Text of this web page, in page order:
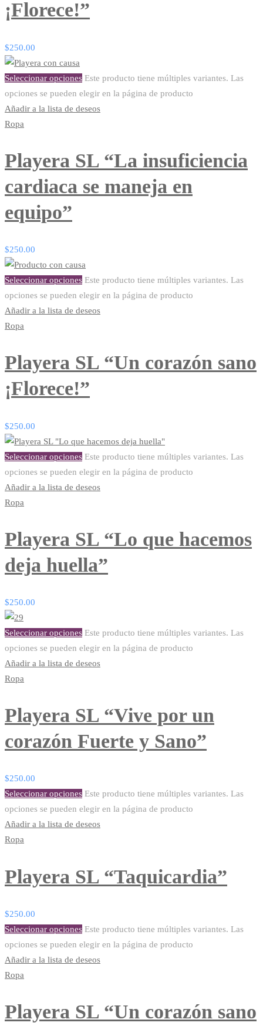
¡Florece!”
$250.00
Seleccionar opciones Este producto tiene múltiples variantes. Las
opciones se pueden elegir en la página de producto
Añadir a la lista de deseos
Ropa
Playera SL “La insuficiencia
cardiaca se maneja en
equipo”
$250.00
Seleccionar opciones Este producto tiene múltiples variantes. Las
opciones se pueden elegir en la página de producto
Añadir a la lista de deseos
Ropa
Playera SL “Un corazón sano
¡Florece!”
$250.00
Seleccionar opciones Este producto tiene múltiples variantes. Las
opciones se pueden elegir en la página de producto
Añadir a la lista de deseos
Ropa
Playera SL “Lo que hacemos
deja huella”
$250.00
Seleccionar opciones Este producto tiene múltiples variantes. Las
opciones se pueden elegir en la página de producto
Añadir a la lista de deseos
Ropa
Playera SL “Vive por un
corazón Fuerte y Sano”
$250.00
Seleccionar opciones Este producto tiene múltiples variantes. Las
opciones se pueden elegir en la página de producto
Añadir a la lista de deseos
Ropa
Playera SL “Taquicardia”
$250.00
Seleccionar opciones Este producto tiene múltiples variantes. Las
opciones se pueden elegir en la página de producto
Añadir a la lista de deseos
Ropa
Playera SL “Un corazón sano